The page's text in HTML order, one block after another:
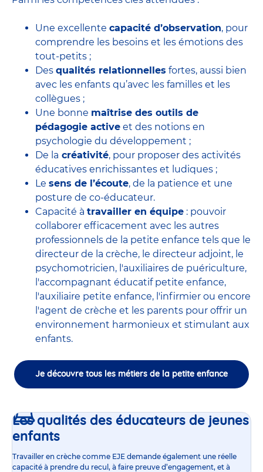
Une excellente capacité d’observation, pour
comprendre les besoins et les émotions des
tout-petits ;
Des qualités relationnelles fortes, aussi bien
avec les enfants qu’avec les familles et les
collègues ;
Une bonne maîtrise des outils de
pédagogie active et des notions en
psychologie du développement ;
De la créativité, pour proposer des activités
éducatives enrichissantes et ludiques ;
Le sens de l’écoute, de la patience et une
posture de co-éducateur.
Capacité à travailler en équipe : pouvoir
collaborer efficacement avec les autres
professionnels de la petite enfance tels que le
directeur de la crèche, le directeur adjoint, le
psychomotricien, l'auxiliaires de puériculture,
l'accompagnant éducatif petite enfance,
l'auxiliaire petite enfance, l'infirmier ou encore
l'agent de crèche et les parents pour offrir un
environnement harmonieux et stimulant aux
enfants.
Je découvre tous les métiers de la petite enfance
Les qualités des éducateurs de jeunes
enfants
Travailler en crèche comme EJE demande également une réelle
capacité à prendre du recul, à faire preuve d’engagement, et à